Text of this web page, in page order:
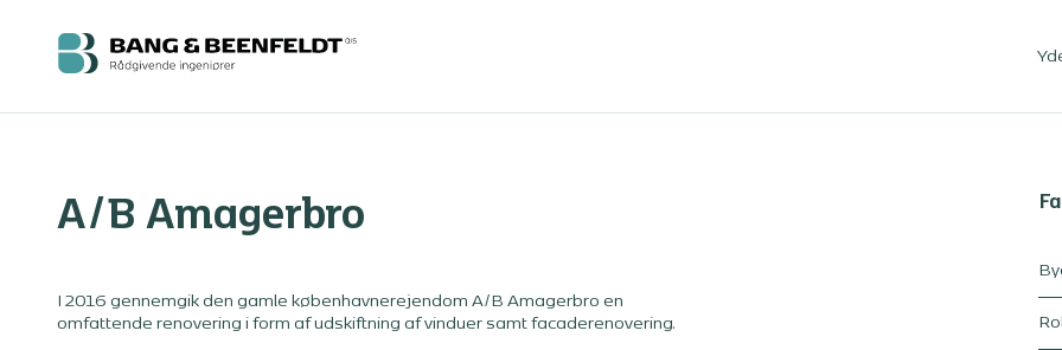
A/B Amagerbro
I 2016 gennemgik den gamle københavnerejendom A/B Amagerbro en
omfattende renovering i form af udskiftning af vinduer samt facaderenovering.